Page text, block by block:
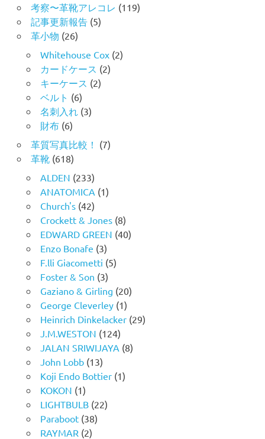
考察〜革靴アレコレ (119)
記事更新報告(5)
革小物 (26)
Whitehouse Cox(2)
カードケース (2)
キーケース (2)
ベルト (6)
名刺入れ (3)
財布(6)
革質写真比較！ (7)
革靴(618)
ALDEN (233)
ANATOMICA (1)
Church's(42)
Crockett & Jones(8)
EDWARD GREEN (40)
Enzo Bonafe (3)
F.lli Giacometti (5)
Foster & Son (3)
Gaziano & Girling (20)
George Cleverley(1)
Heinrich Dinkelacker(29)
J.M.WESTON (124)
JALAN SRIWIJAYA (8)
John Lobb(13)
Koji Endo Bottier(1)
KOKON (1)
LIGHTBULB(22)
Paraboot(38)
RAYMAR (2)